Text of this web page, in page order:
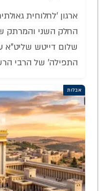
ארגון 'לחלוחית
החלק השני והמרתק
שלום דייטש שליט"א
התפילה' של הרבי
אבלות